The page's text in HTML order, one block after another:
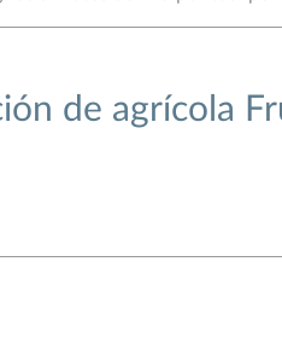
de agrícola